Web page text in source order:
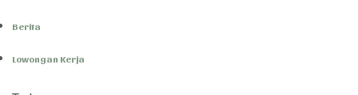
Berita
Lowongan Kerja